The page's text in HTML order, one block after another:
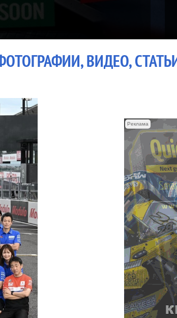
ФОТОГРАФИИ, ВИДЕО,
Реклама